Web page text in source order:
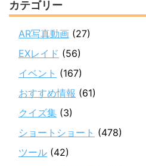
カテゴリー
AR写真動画 (27)
EXレイド (56)
イベント (167)
おすすめ情報 (61)
クイズ集 (3)
ショートショート (478)
ツール (42)